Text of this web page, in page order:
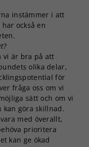
instämmer i att
också en
vi är bra på att
olika delar,
för
fråga oss om vi
sätt och om vi
kan göra skillnad.
med överallt,
prioritera
kan ge ökad